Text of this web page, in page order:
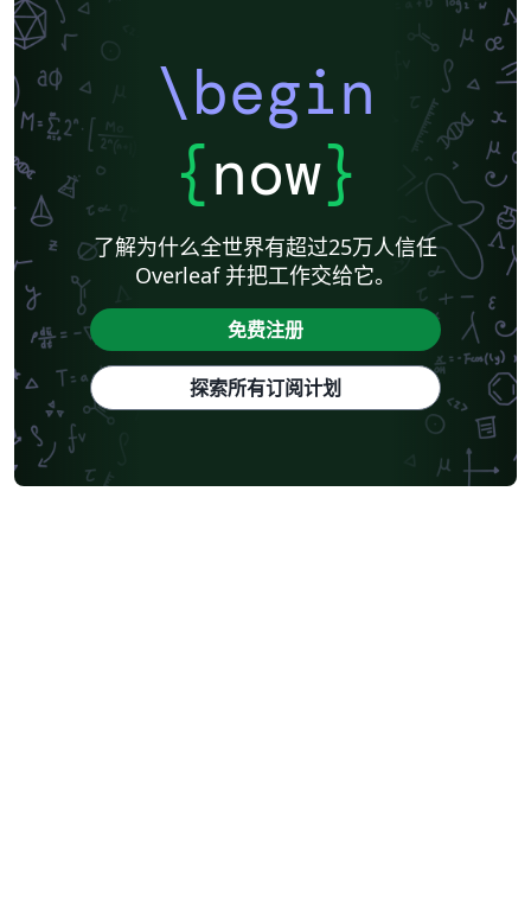
\begin
{now}
了解为什么全世界有超过25万人信任
Overleaf 并把工作交给它。
免费注册
探索所有订阅计划